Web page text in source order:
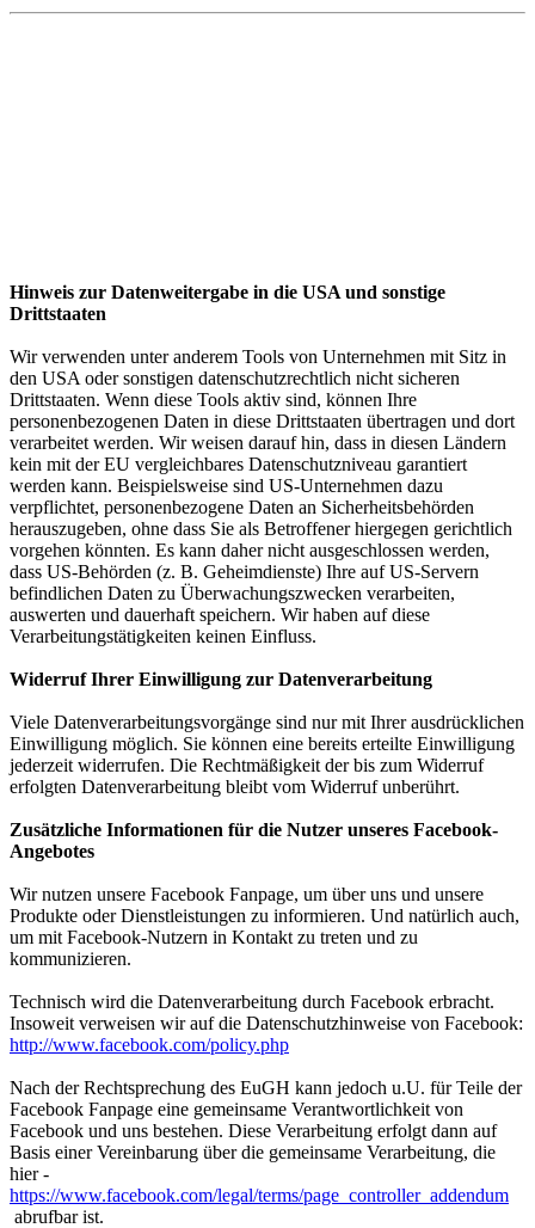
Hinweis zur Datenweitergabe in die USA und sonstige
Drittstaaten
Wir verwenden unter anderem Tools von Unternehmen mit Sitz in
den USA oder sonstigen datenschutzrechtlich nicht sicheren
Drittstaaten. Wenn diese Tools aktiv sind, können Ihre
personenbezogenen Daten in diese Drittstaaten übertragen und dort
verarbeitet werden. Wir weisen darauf hin, dass in diesen Ländern
kein mit der EU vergleichbares Datenschutzniveau garantiert
werden kann. Beispielsweise sind US-Unternehmen dazu
verpflichtet, personenbezogene Daten an Sicherheitsbehörden
herauszugeben, ohne dass Sie als Betroffener hiergegen gerichtlich
vorgehen könnten. Es kann daher nicht ausgeschlossen werden,
dass US-Behörden (z. B. Geheimdienste) Ihre auf US-Servern
befindlichen Daten zu Überwachungszwecken verarbeiten,
auswerten und dauerhaft speichern. Wir haben auf diese
Verarbeitungstätigkeiten keinen Einfluss.
Widerruf Ihrer Einwilligung zur Datenverarbeitung
Viele Datenverarbeitungsvorgänge sind nur mit Ihrer ausdrücklichen
Einwilligung möglich. Sie können eine bereits erteilte Einwilligung
jederzeit widerrufen. Die Rechtmäßigkeit der bis zum Widerruf
erfolgten Datenverarbeitung bleibt vom Widerruf unberührt.
Zusätzliche Informationen für die Nutzer unseres Facebook-
Angebotes
Wir nutzen unsere Facebook Fanpage, um über uns und unsere
Produkte oder Dienstleistungen zu informieren. Und natürlich auch,
um mit Facebook-Nutzern in Kontakt zu treten und zu
kommunizieren.
Technisch wird die Datenverarbeitung durch Facebook erbracht.
Insoweit verweisen wir auf die Datenschutzhinweise von Facebook:
http://www.facebook.com/policy.php
Nach der Rechtsprechung des EuGH kann jedoch u.U. für Teile der
Facebook Fanpage eine gemeinsame Verantwortlichkeit von
Facebook und uns bestehen. Diese Verarbeitung erfolgt dann auf
Basis einer Vereinbarung über die gemeinsame Verarbeitung, die
hier -
https://www.facebook.com/legal/terms/page_controller_addendum
abrufbar ist.